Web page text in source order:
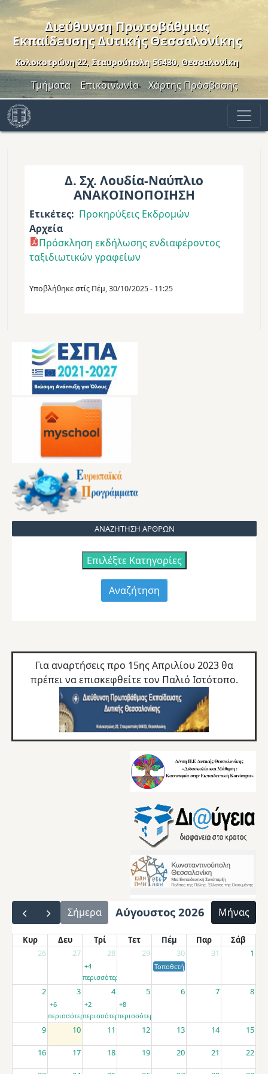
Παράκαμψη προς το κυρίως περιεχόμενο
Διεύθυνση Πρωτοβάθμιας
Εκπαίδευσης Δυτικής Θεσσαλονίκης
Κολοκοτρώνη 22, Σταυρούπολη 56430, Θεσσαλονίκη
Header Menu
Τμήματα Επικοινωνία Χάρτης Πρόσβασης
ΑΝΑΖΗΤΗΣΗ ΑΡΘΡΩΝ
Επιλέξτε Κατηγορίες
Δ. Σχ. Λουδία-Ναύπλιο
ΑΝΑΚΟΙΝΟΠΟΙΗΣΗ
Ετικέτες
Προκηρύξεις Εκδρομών
Αρχεία
Πρόσκληση εκδήλωσης ενδιαφέροντος
ταξιδιωτικών γραφείων
Υποβλήθηκε στίς Πέμ, 30/10/2025 - 11:25
Για αναρτήσεις προ 15ης Απριλίου 2023 θα
πρέπει να επισκεφθείτε τον Παλιό Ιστότοπο.
Σήμερα Αύγουστος 2026 Μήνας
Κυρ Δευ Τρί Τετ Πέμ Παρ
Σάβ
26
27 28 29 30 31 1
+4
περισσότερα
Τοποθετήσεις αποσπασμένων
2 3 4 5 6 7 8
+6
περισσότερα
+2
περισσότερα
+8
περισσότερα
9 10 11 12 13 14 15
16 17 18 19 20 21 22